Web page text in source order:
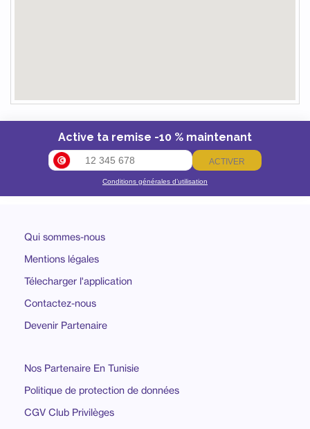
Active ta remise -10 % maintenant
ACTIVER
Conditions générales d’utilisation
Qui sommes-nous
Mentions légales
Télecharger l'application
Contactez-nous
Devenir Partenaire
Nos Partenaire En Tunisie
Politique de protection de données
CGV Club Privilèges